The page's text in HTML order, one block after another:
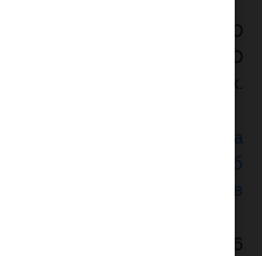
Режим работы - 9:30-20:00
и праздники - 10:00-19:00
без перерыва и выходных.
СОГЛАСИЕ на
Соглашение об
cookie-файлов
© Планета книги, 1998-2026